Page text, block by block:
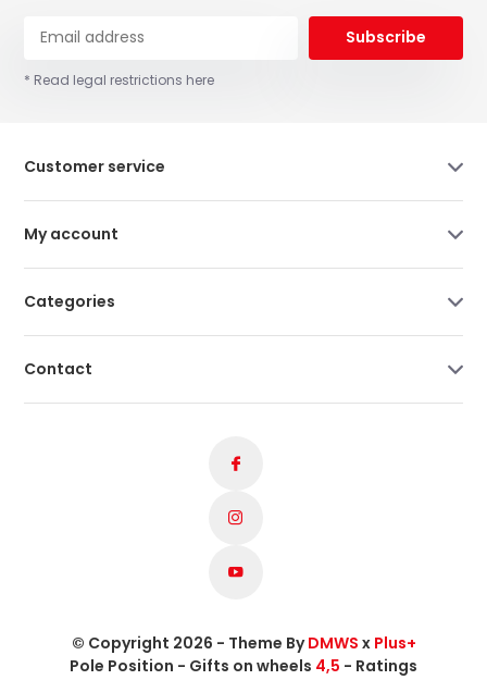
Subscribe
* Read legal restrictions here
Customer service
My account
Categories
Contact
© Copyright 2026 - Theme ByDMWS x Plus+
Pole Position - Gifts on wheels 4,5 - Ratings